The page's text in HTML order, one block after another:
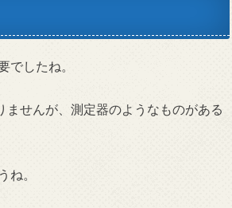
でしたね。
せんが、測定器のようなものがある
ね。